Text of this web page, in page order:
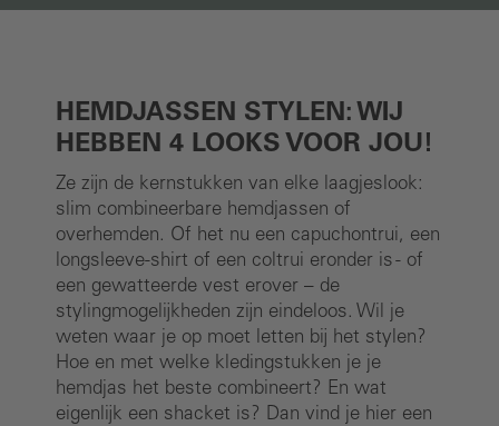
HEMDJASSEN STYLEN: WIJ
HEBBEN 4 LOOKS VOOR JOU!
Ze zijn de kernstukken van elke laagjeslook:
slim combineerbare hemdjassen of
overhemden. Of het nu een capuchontrui, een
longsleeve-shirt of een coltrui eronder is - of
een gewatteerde vest erover – de
stylingmogelijkheden zijn eindeloos. Wil je
weten waar je op moet letten bij het stylen?
Hoe en met welke kledingstukken je je
hemdjas het beste combineert? En wat
eigenlijk een shacket is? Dan vind je hier een